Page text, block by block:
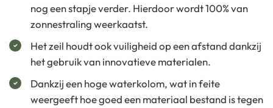
nog een stapje verder. Hierdoor wordt 100% van
zonnestraling weerkaatst.
Het zeil houdt ook vuiligheid op een afstand dankzij
het gebruik van innovatieve materialen.
Dankzij een hoge waterkolom, wat in feite
weergeeft hoe goed een materiaal bestand is tegen